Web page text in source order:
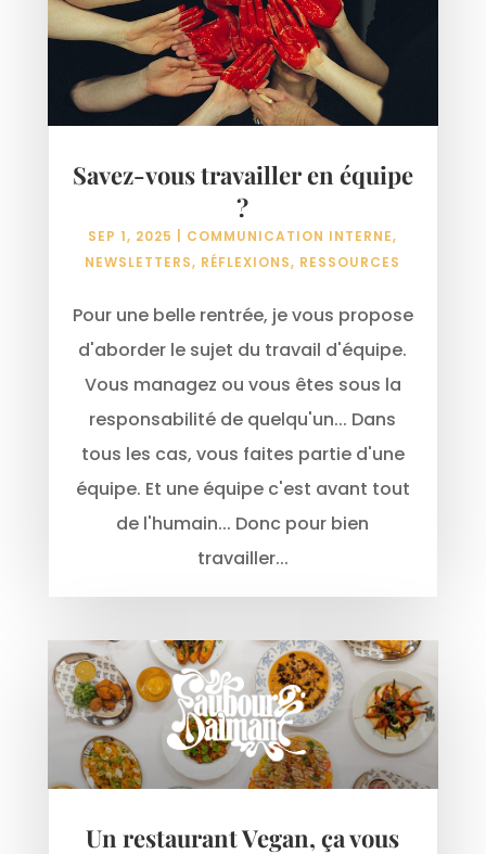
Savez-vous travailler en équipe
?
SEP 1, 2025 COMMUNICATION INTERNE,
NEWSLETTERS, RÉFLEXIONS, RESSOURCES
Pour une belle rentrée, je vous propose
d'aborder le sujet du travail d'équipe.
Vous managez ou vous êtes sous la
responsabilité de quelqu'un... Dans
tous les cas, vous faites partie d'une
équipe. Et une équipe c'est avant tout
de l'humain... Donc pour bien
travailler...
Un restaurant Vegan, ça vous